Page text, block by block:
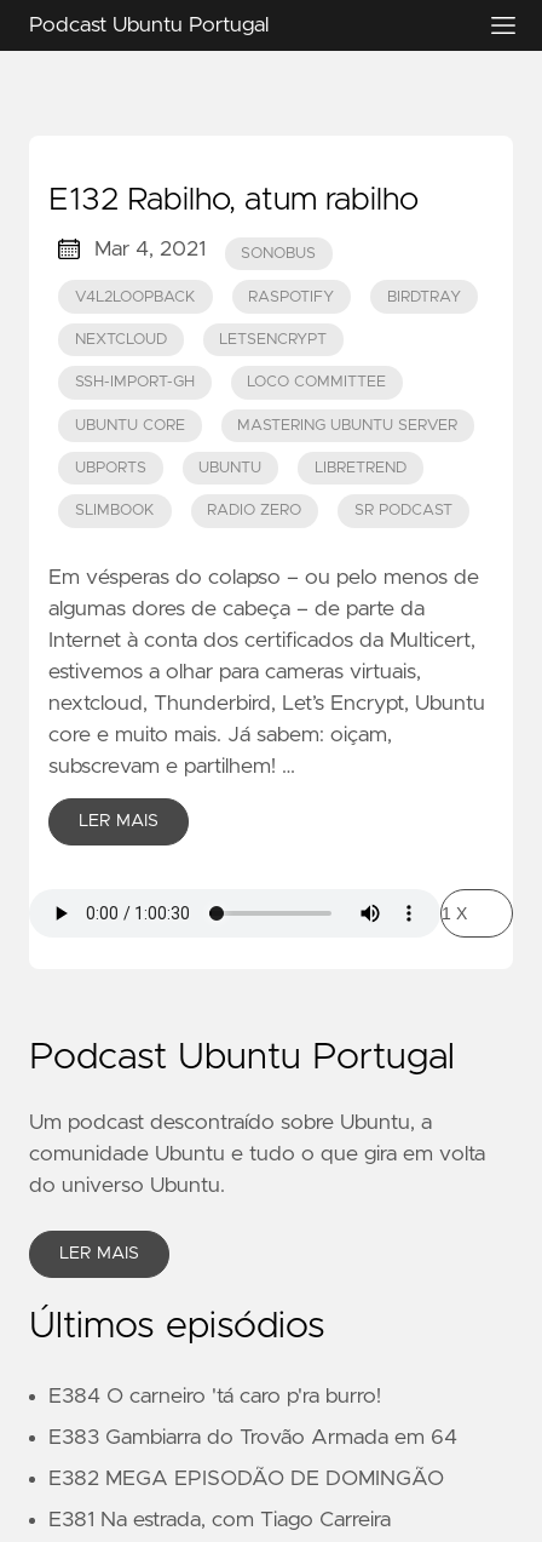
Podcast Ubuntu Portugal
E132 Rabilho, atum rabilho
Mar 4, 2021 SONOBUS
V4L2LOOPBACK RASPOTIFY BIRDTRAY
NEXTCLOUD LETSENCRYPT
SSH-IMPORT-GH LOCO COMMITTEE
UBUNTU CORE MASTERING UBUNTU SERVER
UBPORTS UBUNTU LIBRETREND
SLIMBOOK RADIO ZERO SR PODCAST
Em vésperas do colapso – ou pelo menos de
algumas dores de cabeça – de parte da
Internet à conta dos certificados da Multicert,
estivemos a olhar para cameras virtuais,
nextcloud, Thunderbird, Let’s Encrypt, Ubuntu
core e muito mais. Já sabem: oiçam,
subscrevam e partilhem! …
LER MAIS
Podcast Ubuntu Portugal
Um podcast descontraído sobre Ubuntu, a
comunidade Ubuntu e tudo o que gira em volta
do universo Ubuntu.
LER MAIS
Últimos episódios
E384 O carneiro 'tá caro p'ra burro!
E383 Gambiarra do Trovão Armada em 64
E382 MEGA EPISODÃO DE DOMINGÃO
E381 Na estrada, com Tiago Carreira